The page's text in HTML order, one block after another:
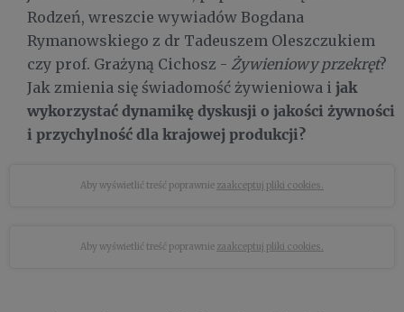
Rodzeń, wreszcie wywiadów Bogdana
Rymanowskiego z dr Tadeuszem Oleszczukiem
czy prof. Grażyną Cichosz - Żywieniowy przekręt?
Jak zmienia się świadomość żywieniowa i jak
wykorzystać dynamikę dyskusji o jakości żywności
i przychylność dla krajowej produkcji?
Aby wyświetlić treść poprawnie zaakceptuj pliki cookies.
Aby wyświetlić treść poprawnie zaakceptuj pliki cookies.